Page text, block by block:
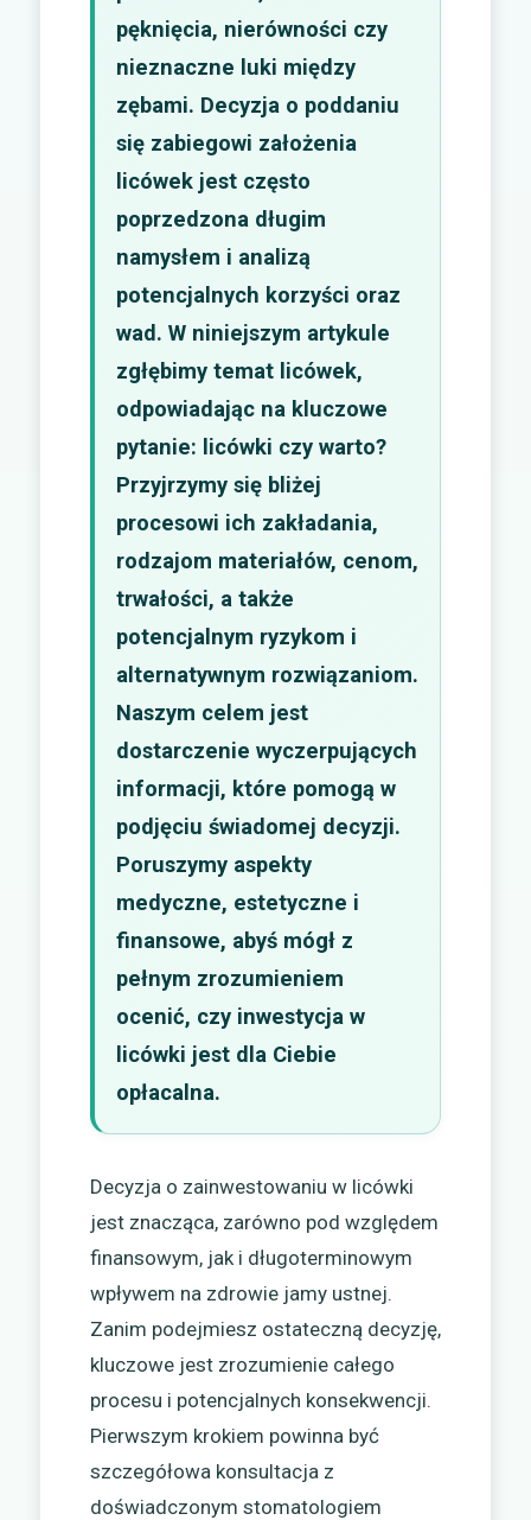
pęknięcia, nierówności czy
nieznaczne luki między
zębami. Decyzja o poddaniu
się zabiegowi założenia
licówek jest często
poprzedzona długim
namysłem i analizą
potencjalnych korzyści oraz
wad. W niniejszym artykule
zgłębimy temat licówek,
odpowiadając na kluczowe
pytanie: licówki czy warto?
Przyjrzymy się bliżej
procesowi ich zakładania,
rodzajom materiałów, cenom,
trwałości, a także
potencjalnym ryzykom i
alternatywnym rozwiązaniom.
Naszym celem jest
dostarczenie wyczerpujących
informacji, które pomogą w
podjęciu świadomej decyzji.
Poruszymy aspekty
medyczne, estetyczne i
finansowe, abyś mógł z
pełnym zrozumieniem
ocenić, czy inwestycja w
licówki jest dla Ciebie
opłacalna.
Decyzja o zainwestowaniu w licówki
jest znacząca, zarówno pod względem
finansowym, jak i długoterminowym
wpływem na zdrowie jamy ustnej.
Zanim podejmiesz ostateczną decyzję,
kluczowe jest zrozumienie całego
procesu i potencjalnych konsekwencji.
Pierwszym krokiem powinna być
szczegółowa konsultacja z
doświadczonym stomatologiem